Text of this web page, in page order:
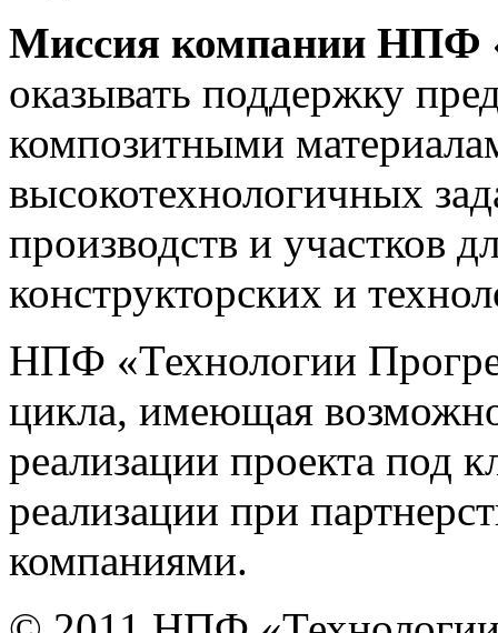
Миссия компании НПФ
оказывать поддержку
композитными
высокотехнологичных
производств и участков
конструкторских и
НПФ «Технологии
цикла, имеющая
реализации проекта под
реализации при
компаниями.